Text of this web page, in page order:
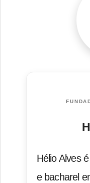
Hélio Alves
e bacharel